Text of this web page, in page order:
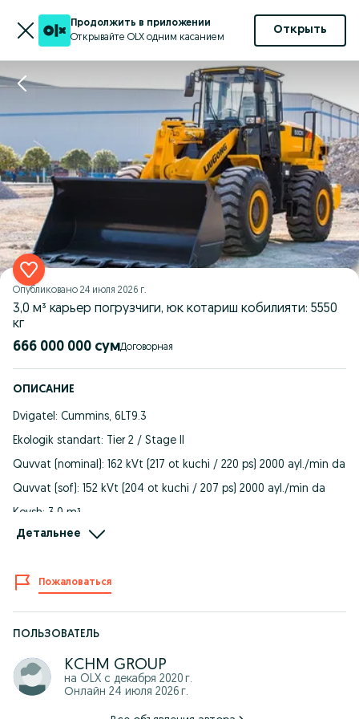
Продолжить в приложении
Открывайте OLX одним касанием
Открыть
Опубликовано 24 июля 2026 г.
3,0 м³ карьер погрузчиги, юк котариш кобилияти: 5550
кг
666 000 000 сум Договорная
ОПИСАНИЕ
Dvigatel: Cummins, 6LT9.3
Ekologik standart: Tier 2 / Stage II
Quvvat (nominal): 162 kVt (217 ot kuchi / 220 ps) 2000 ayl./min da
Quvvat (sof): 152 kVt (204 ot kuchi / 207 ps) 2000 ayl./min da
Kovsh: 3,0 m³
Yuk ko‘tarish qobiliyati: 5550 kg
Yulqib olish kuchi: 168 kN
Ilgak o‘qi bo‘yicha ko‘tarilish balandligi: 4 114 mm
Tushirish balandligi: 3 037 mm
Ishchi og‘irligi: 16 800 kg
Двигатель Cummins, 6LT9.3.
Детальнее
Пожаловаться
ПОЛЬЗОВАТЕЛЬ
KCHM GROUP
на OLX с декабря 2020 г.
Онлайн 24 июля 2026 г.